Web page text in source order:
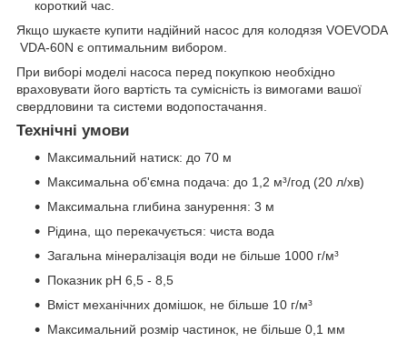
короткий час.
Якщо шукаєте купити надійний насос для колодязя VOEVODA
VDA-60N є оптимальним вибором.
При виборі моделі насоса перед покупкою необхідно
враховувати його вартість та сумісність із вимогами вашої
свердловини та системи водопостачання.
Технічні умови
Максимальний натиск: до 70 м
Максимальна об'ємна подача: до 1,2 м³/год (20 л/хв)
Максимальна глибина занурення: 3 м
Рідина, що перекачується: чиста вода
Загальна мінералізація води не більше 1000 г/м³
Показник рН 6,5 - 8,5
Вміст механічних домішок, не більше 10 г/м³
Максимальний розмір частинок, не більше 0,1 мм